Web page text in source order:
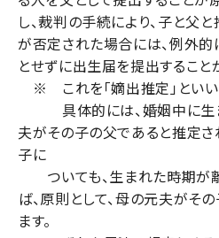
し、裁判の手続により、子と父
が否定された場合には、例外的
とせずに出生届を提出すること
※ これを「嫡出推定」といい
具体的には、婚姻中に生ま
夫がその子の父であると推定
子に
ついても、生まれた時期が
ば、原則として、母の元夫がそ
ます。